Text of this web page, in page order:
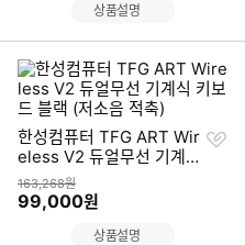
상품설명
한성컴퓨터 TFG ART Wir
eless V2 듀얼무선 기계식
키보드 블랙 (저소음 적축)
상품금액
163,268원
할인금액
99,000원
찜
상품설명